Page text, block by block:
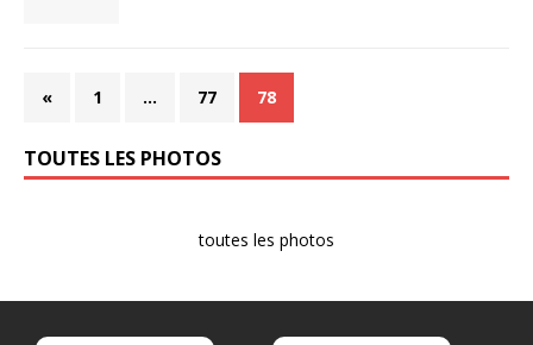
« 1 … 77 78
TOUTES LES PHOTOS
toutes les photos